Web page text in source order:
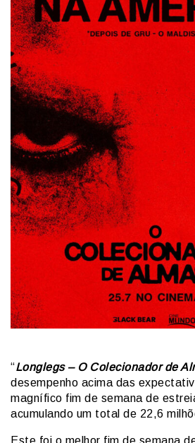
“Longlegs – O Colecionador de
desempenho acima das
magnífico fim de semana de
acumulando um total de 22,6
Este foi o melhor fim de semana